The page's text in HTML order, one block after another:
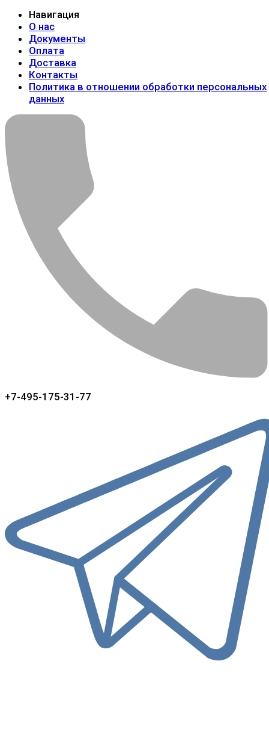
Навигация
О нас
Документы
Оплата
Доставка
Контакты
Политика в отношении обработки персональных
данных
+7-495-175-31-77